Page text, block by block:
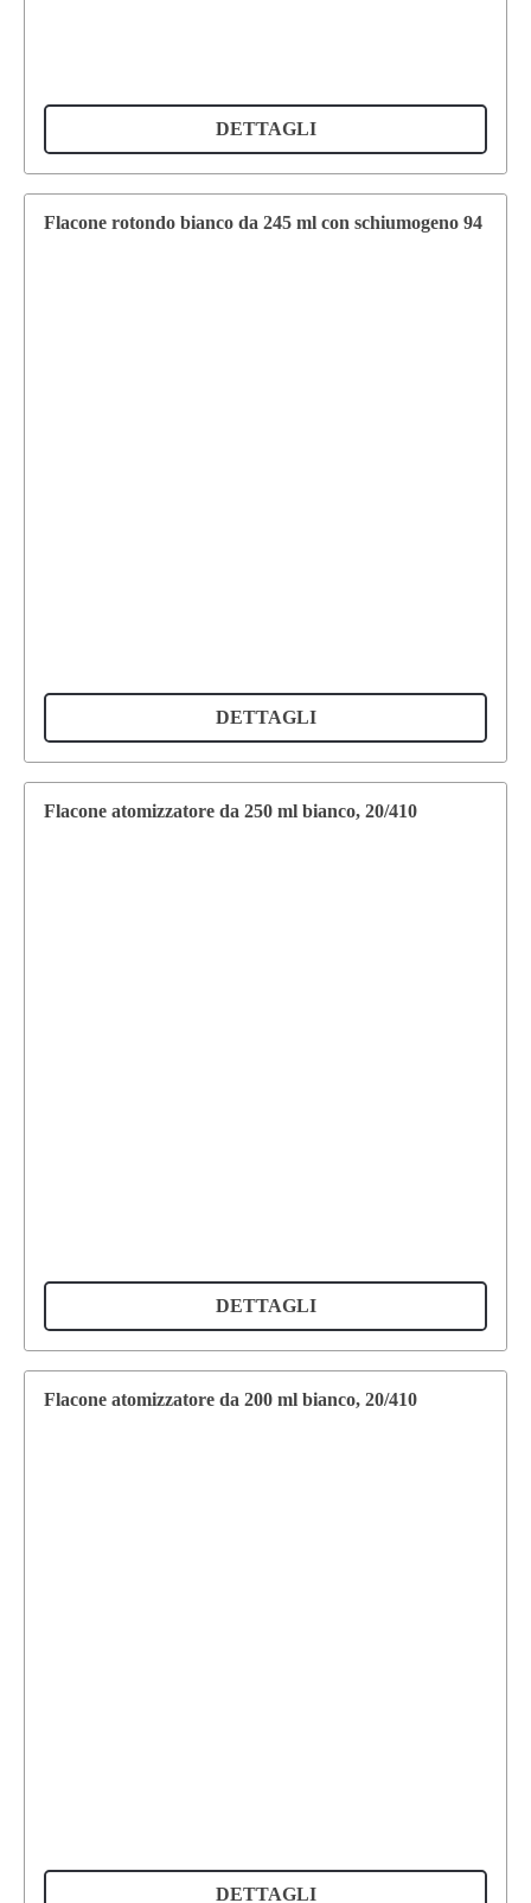
DETTAGLI
Flacone rotondo bianco da 245 ml con schiumogeno 94
DETTAGLI
Flacone atomizzatore da 250 ml bianco, 20/410
DETTAGLI
Flacone atomizzatore da 200 ml bianco, 20/410
DETTAGLI